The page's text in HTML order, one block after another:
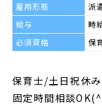
雇用形態
派
給与
時
必須資格
保
保育士/土日祝休
固定時間相談